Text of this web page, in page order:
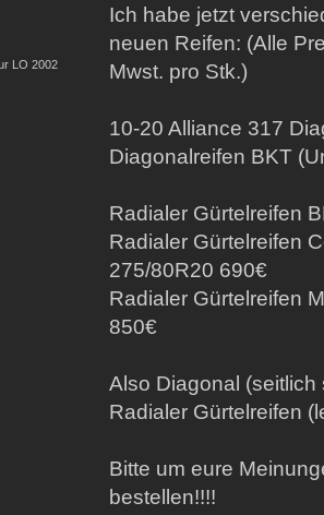
LO 2002
Ich habe jetzt
neuen Reifen: (Alle
Mwst. pro Stk.)
10-20 Alliance 317
Diagonalreifen BKT
Radialer Gürtelreifen
Radialer Gürtelreifen
275/80R20 690€
Radialer Gürtelreifen
850€
Also Diagonal
Radialer Gürtelreifen
Bitte um eure
bestellen!!!!